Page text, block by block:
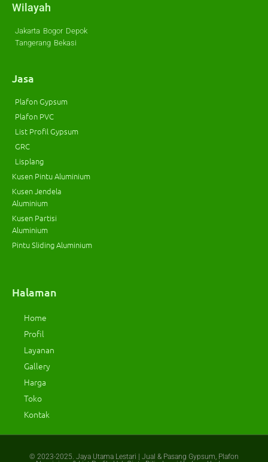
Wilayah
Jakarta Bogor Depok
Tangerang Bekasi
Jasa
Plafon Gypsum
Plafon PVC
List Profil Gypsum
GRC
Lisplang
Kusen Pintu Aluminium
Kusen Jendela
Aluminium
Kusen Partisi
Aluminium
Pintu Sliding Aluminium
Halaman
Home
Profil
Layanan
Gallery
Harga
Toko
Kontak
© 2023-2025. Jaya Utama Lestari | Jual & Pasang Gypsum, Plafon